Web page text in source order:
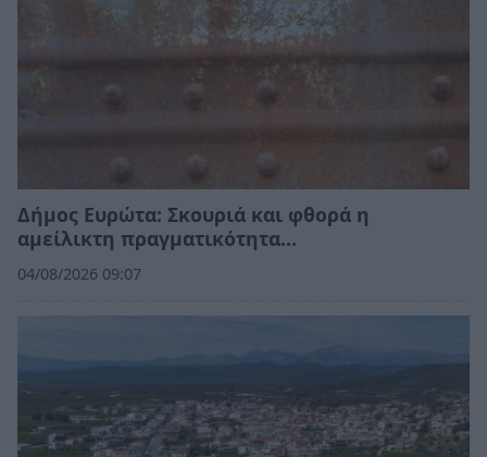
Δήμος Ευρώτα: Σκουριά και φθορά η
αμείλικτη πραγματικότητα…
04/08/2026 09:07